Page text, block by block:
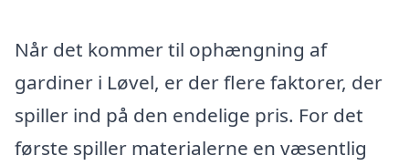
Når det kommer til ophængning af
gardiner i Løvel, er der flere faktorer, der
spiller ind på den endelige pris. For det
første spiller materialerne en væsentlig